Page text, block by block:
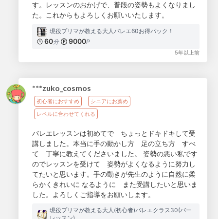
す。レッスンのおかげで、普段の姿勢もよくなりまし
た。これからもよろしくお願いいたします。
現役プリマが教える大人バレエ60お得パック！
60分 9000P
5年以上前
***zuko_cosmos
初心者におすすめ
シニアにお薦め
レベルに合わせてくれる
バレエレッスンは初めてで ちょっとドキドキして受
講しました。本当に手の動かし方 足の立ち方 すべ
て 丁寧に教えてくださいました。 姿勢の悪い私です
のでレッスンを受けて 姿勢がよくなるように努力し
てたいと思います。手の動きが先生のように自然に柔
らかくきれいに なるように また受講したいと思いま
した。よろしくご指導をお願いします。
現役プリマが教える大人(初心者)バレエクラス30(バー